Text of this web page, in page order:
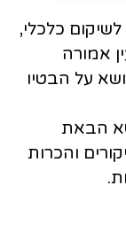
כלכלי,
אמורה
על הבטיו
הבאת
והכרות